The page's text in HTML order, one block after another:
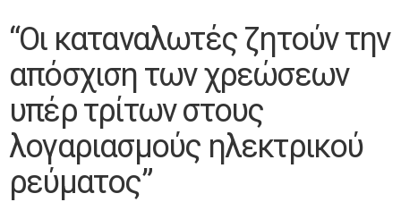
“Οι καταναλωτές ζητούν την
απόσχιση των χρεώσεων
υπέρ τρίτων στους
λογαριασμούς ηλεκτρικού
ρεύματος”